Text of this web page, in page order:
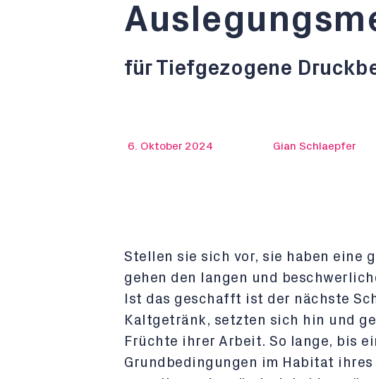
für Tiefgezogene
6. Oktober 2024 Gian Schlaepfer
Stellen sie sich vor, sie haben eine
gehen den langen und
Ist das geschafft ist der nächste
Kaltgetränk, setzten sich hin und
Früchte ihrer Arbeit. So lange, bis
Grundbedingungen im Habitat